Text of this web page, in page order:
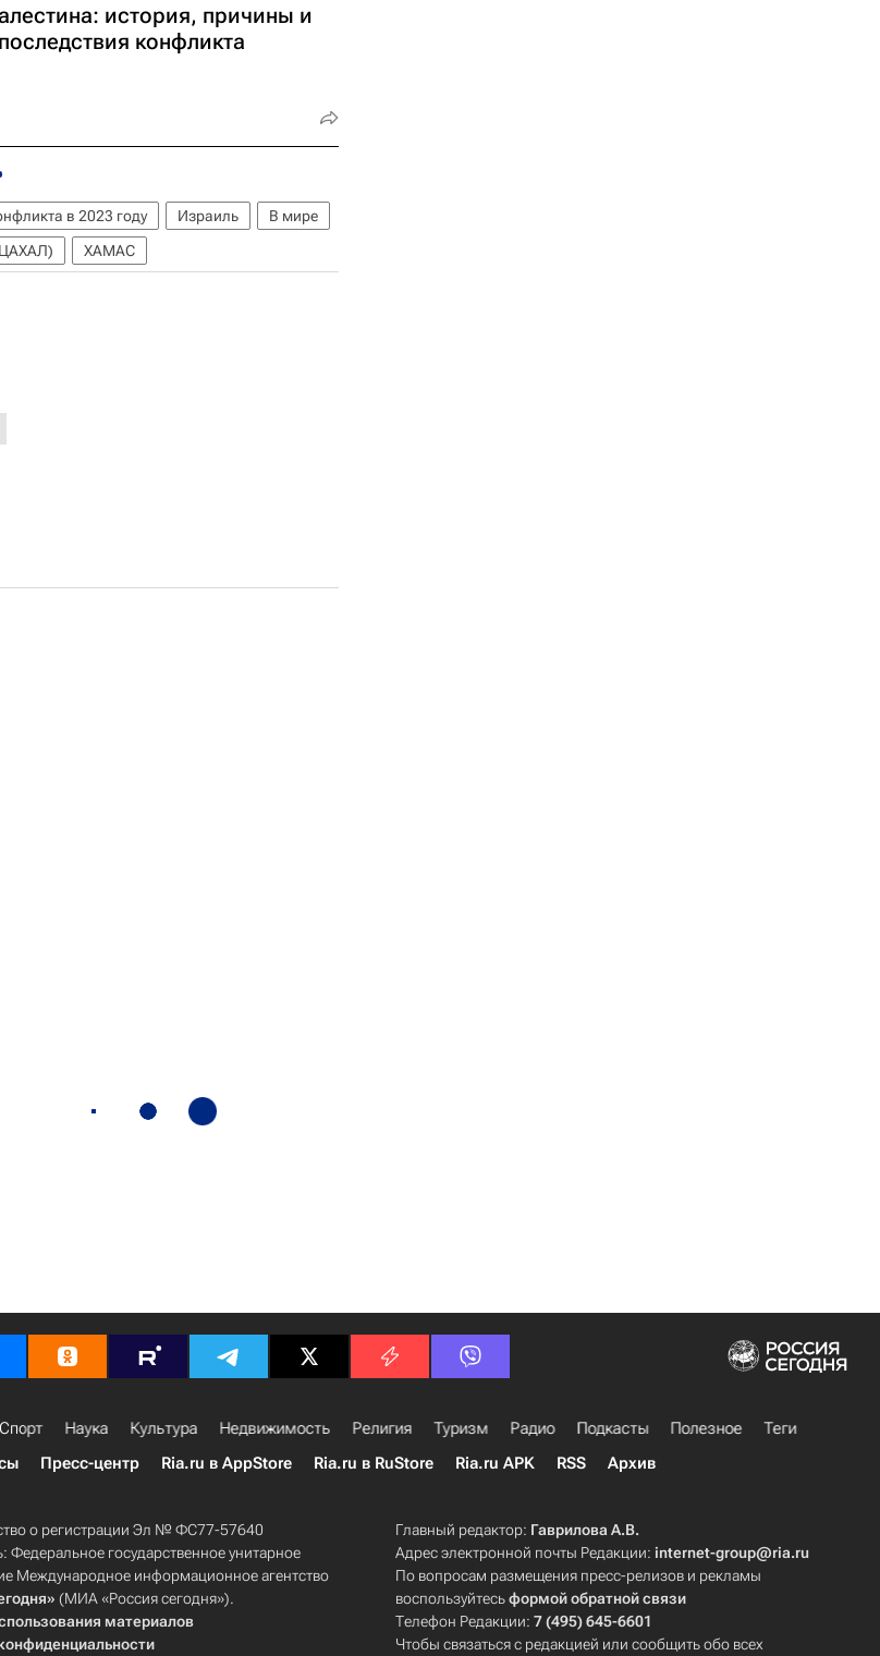
история, причины и
конфликта
в 2023 году Израиль
В мире
ХАМАС
Спорт Наука Культура Недвижимость Религия Туризм Радио Подкасты Полезное
Теги
Пресс-центр Ria.ru в AppStore Ria.ru в RuStore Ria.ru APK RSS Архив
о регистрации Эл № ФС77-57640
Федеральное государственное унитарное
Международное информационное агентство
(МИА «Россия сегодня»).
материалов
Главный редактор: Гаврилова А.В.
Адрес электронной почты Редакции:internet-group@ria.ru
По вопросам размещения пресс-релизов и рекламы
воспользуйтесьформой обратной связи
Телефон Редакции:7 (495) 645-6601
Чтобы связаться с редакцией или сообщить обо всех